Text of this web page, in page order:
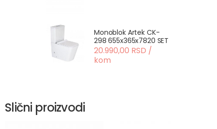
Monoblok Artek CK-
298 655x365x7820 SET
20.990,00 RSD /
kom
Slični proizvodi